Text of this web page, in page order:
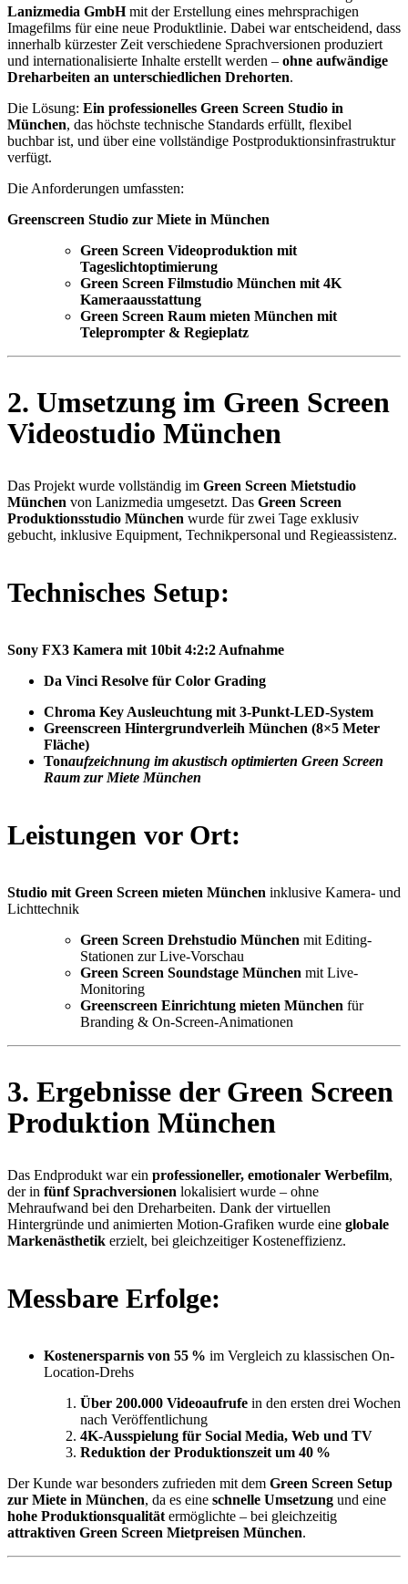
Lanizmedia GmbHmit der Erstellung eines mehrsprachigen
Imagefilms für eine neue Produktlinie. Dabei war entscheidend, dass
innerhalb kürzester Zeit verschiedene Sprachversionen produziert
und internationalisierte Inhalte erstellt werden – ohne aufwändige
Dreharbeiten an unterschiedlichen Drehorten.
Die Lösung: Ein professionelles Green Screen Studio in
München, das höchste technische Standards erfüllt, flexibel
buchbar ist, und über eine vollständige Postproduktionsinfrastruktur
verfügt.
Die Anforderungen umfassten:
Greenscreen Studio zur Miete in München
Green Screen Videoproduktion mit
Tageslichtoptimierung
Green Screen Filmstudio München mit 4K
Kameraausstattung
Green Screen Raum mieten München mit
Teleprompter & Regieplatz
2. Umsetzung im Green Screen
Videostudio München
Das Projekt wurde vollständig im Green Screen Mietstudio
München von Lanizmedia umgesetzt. Das Green Screen
Produktionsstudio München wurde für zwei Tage exklusiv
gebucht, inklusive Equipment, Technikpersonal und Regieassistenz.
Technisches Setup:
Sony FX3 Kamera mit 10bit 4:2:2 Aufnahme
Da Vinci Resolve für Color Grading
Chroma Key Ausleuchtung mit 3-Punkt-LED-System
Greenscreen Hintergrundverleih München (8×5 Meter
Fläche)
Tonaufzeichnung im akustisch optimierten Green Screen
Raum zur Miete München
Leistungen vor Ort:
Studio mit Green Screen mieten München inklusive Kamera- und
Lichttechnik
Green Screen Drehstudio München mit Editing-
Stationen zur Live-Vorschau
Green Screen Soundstage München mit Live-
Monitoring
Greenscreen Einrichtung mieten München für
Branding & On-Screen-Animationen
3. Ergebnisse der Green Screen
Produktion München
Das Endprodukt war ein professioneller, emotionaler Werbefilm,
der in fünf Sprachversionen lokalisiert wurde – ohne
Mehraufwand bei den Dreharbeiten. Dank der virtuellen
Hintergründe und animierten Motion-Grafiken wurde eine globale
Markenästhetik erzielt, bei gleichzeitiger Kosteneffizienz.
Messbare Erfolge:
Kostenersparnis von 55 % im Vergleich zu klassischen On-
Location-Drehs
Über 200.000 Videoaufrufe in den ersten drei Wochen
nach Veröffentlichung
4K-Ausspielung für Social Media, Web und TV
Reduktion der Produktionszeit um 40 %
Der Kunde war besonders zufrieden mit dem Green Screen Setup
zur Miete in München, da es eine schnelle Umsetzung und eine
hohe Produktionsqualität ermöglichte – bei gleichzeitig
attraktiven Green Screen Mietpreisen München.